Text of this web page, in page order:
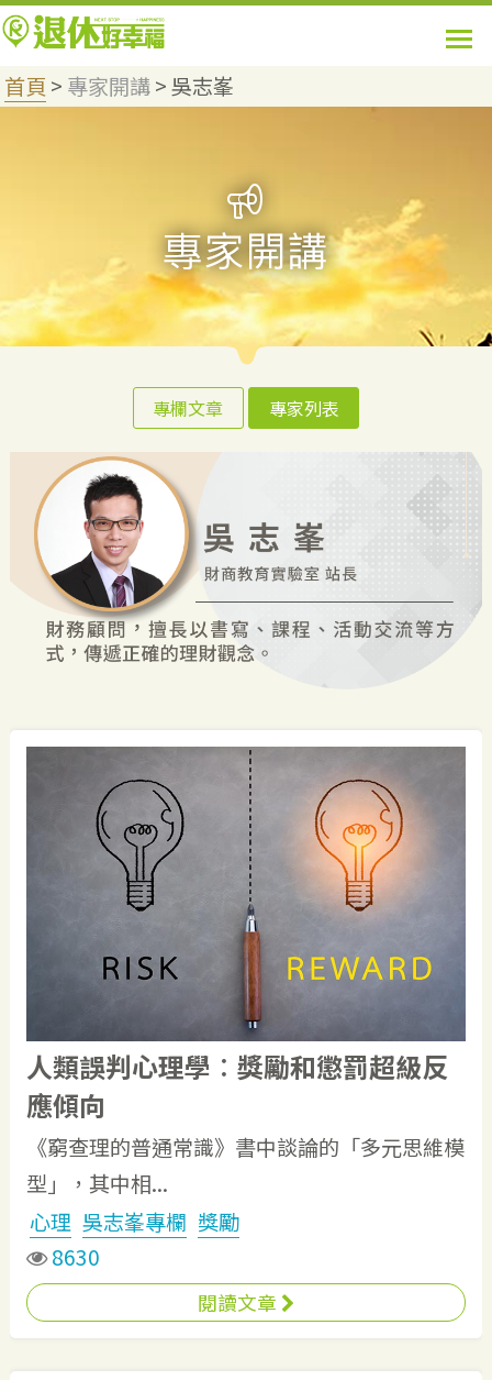
首頁 > 專家開講>吳志峯
專欄文章 專家列表
人類誤判心理學︰獎勵和懲罰超級反
應傾向
《窮查理的普通常識》書中談論的「多元思維模
型」，其中相...
心理 吳志峯專欄 獎勵
8630
閱讀文章